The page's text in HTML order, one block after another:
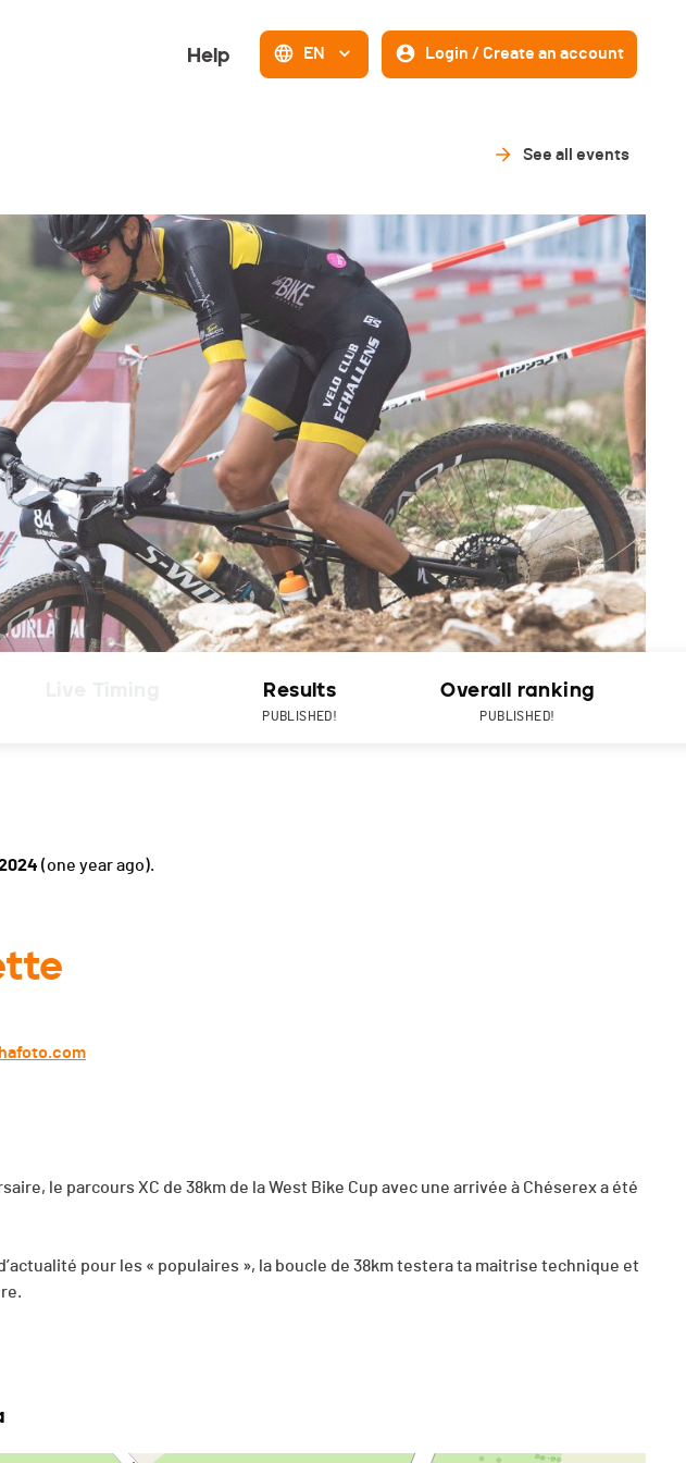
Help EN Login / Create an account
See all events
Results
PUBLISHED!
Overall ranking
PUBLISHED!
(one year ago).
le parcours XC de 38km de la West Bike Cup avec une arrivée à Chéserex a été
pour les « populaires », la boucle de 38km testera ta maitrise technique et